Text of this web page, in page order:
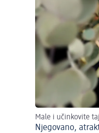
Male i učinkovite
Njegovano,